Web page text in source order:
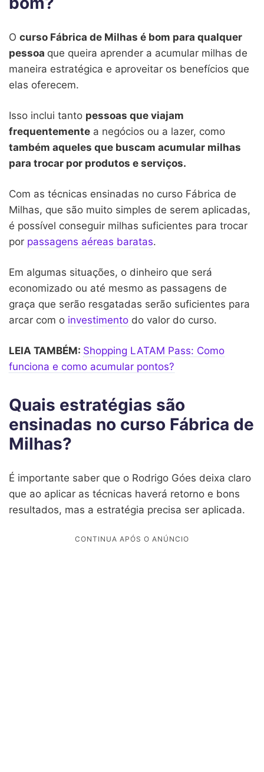
O curso Fábrica de Milhas é bom para qualquer
pessoa que queira aprender a acumular milhas de
maneira estratégica e aproveitar os benefícios que
elas oferecem.
Isso inclui tanto pessoas que viajam
frequentemente a negócios ou a lazer, como
também aqueles que buscam acumular milhas
para trocar por produtos e serviços.
Com as técnicas ensinadas no curso Fábrica de
Milhas, que são muito simples de serem aplicadas,
é possível conseguir milhas suficientes para trocar
por passagens aéreas baratas.
Em algumas situações, o dinheiro que será
economizado ou até mesmo as passagens de
graça que serão resgatadas serão suficientes para
arcar com o investimento do valor do curso.
LEIA TAMBÉM: Shopping LATAM Pass: Como
funciona e como acumular pontos?
Quais estratégias são
ensinadas no curso Fábrica de
Milhas?
É importante saber que o Rodrigo Góes deixa claro
que ao aplicar as técnicas haverá retorno e bons
resultados, mas a estratégia precisa ser aplicada.